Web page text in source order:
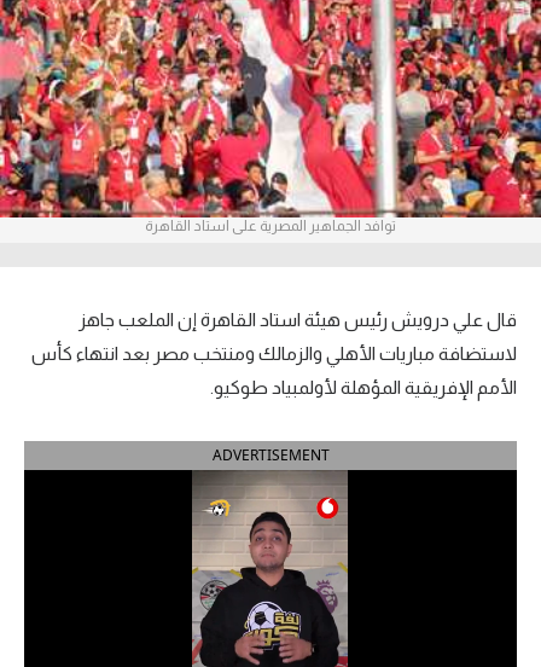
آراء حرة
ركن الألعاب
بطولات
أمريكا 2026
الدوري الإنجليزي الممتاز
الدوري الإسباني
الدوري السعودي للمحترفين
توافد الجماهير المصرية على استاد القاهرة
قال علي درويش رئيس هيئة استاد القاهرة إن الملعب جاهز
لاستضافة مباريات الأهلي والزمالك ومنتخب مصر بعد انتهاء كأس
الأمم الإفريقية المؤهلة لأولمبياد طوكيو.
ADVERTISEMENT